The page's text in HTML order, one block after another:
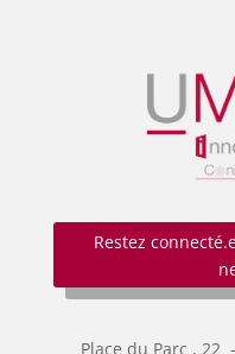
Restez
Place du Parc , 22